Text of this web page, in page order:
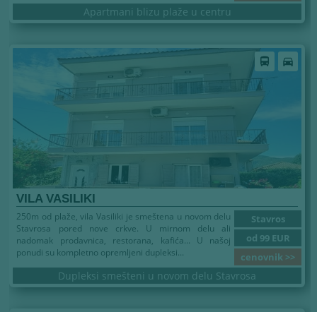
Apartmani blizu plaže u centru
directions_bus directions_car
VILA VASILIKI
Stavros
od 99 EUR
cenovnik >>
250m od plaže, vila Vasiliki je smeštena u novom delu
Stavrosa pored nove crkve. U mirnom delu ali
nadomak prodavnica, restorana, kafića... U našoj
ponudi su kompletno opremljeni dupleksi...
Dupleksi smešteni u novom delu Stavrosa